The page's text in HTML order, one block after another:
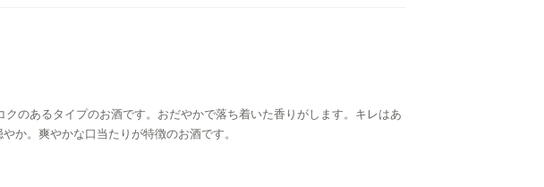
のあるタイプのお酒です。おだやかで落ち着いた香りがします。キレはあ
か。爽やかな口当たりが特徴のお酒です。